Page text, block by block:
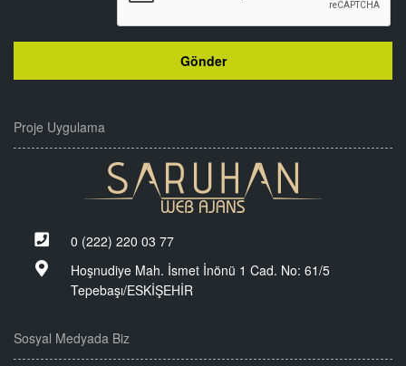
Proje Uygulama
0 (222) 220 03 77
Hoşnudiye Mah. İsmet İnönü 1 Cad. No: 61/5
Tepebaşı/ESKİŞEHİR
Sosyal Medyada Biz